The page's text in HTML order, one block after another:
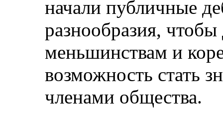
начали публичные
разнообразия,
меньшинствам и
возможность стать
членами общества.